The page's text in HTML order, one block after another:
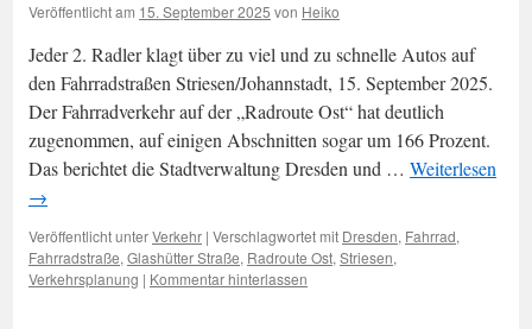
Veröffentlicht am 15. September 2025 von Heiko
Jeder 2. Radler klagt über zu viel und zu schnelle Autos auf
den Fahrradstraßen Striesen/Johannstadt, 15. September 2025.
Der Fahrradverkehr auf der „Radroute Ost“ hat deutlich
zugenommen, auf einigen Abschnitten sogar um 166 Prozent.
Das berichtet die Stadtverwaltung Dresden und … Weiterlesen
→
Veröffentlicht unterVerkehr | Verschlagwortet mit Dresden, Fahrrad,
Fahrradstraße, Glashütter Straße, Radroute Ost, Striesen,
Verkehrsplanung | Kommentar hinterlassen